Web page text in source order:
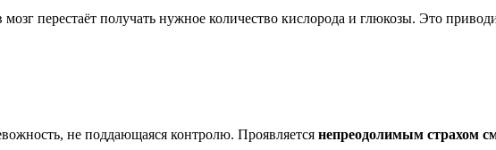
перестаёт получать нужное количество кислорода и глюкозы. Это
не поддающаяся контролю. Проявляется непреодолимым страхом